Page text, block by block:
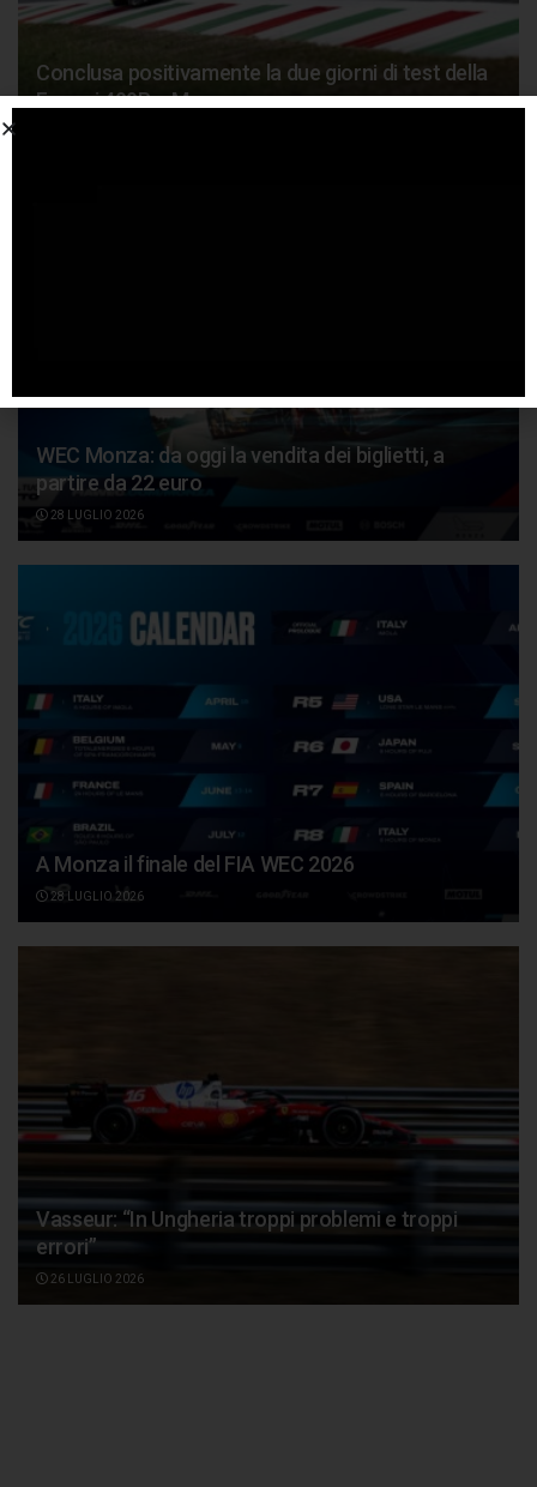
Conclusa positivamente la due giorni di test della
Ferrari 499P a Monza
WEC Monza: da oggi la vendita dei biglietti, a
partire da 22 euro
28 LUGLIO 2026
A Monza il finale del FIA WEC 2026
28 LUGLIO 2026
Vasseur: “In Ungheria troppi problemi e troppi
errori”
26 LUGLIO 2026